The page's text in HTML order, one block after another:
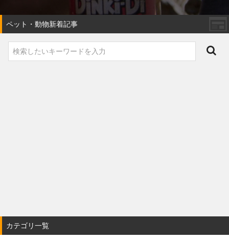
ペット・動物新着記事
カテゴリ一覧